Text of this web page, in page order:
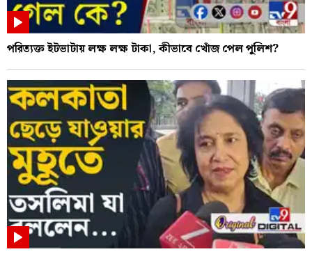
পরিত্যক্ত ইটভাটায় লক্ষ লক্ষ টাকা, কীভাবে খোঁজ পেল পুলিশ?